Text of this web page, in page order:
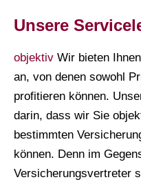
Unsere
objektiv Wir bieten
an, von denen sowohl
profitieren können.
darin, dass wir Sie
bestimmten
können. Denn im
Versicherungsvertreter